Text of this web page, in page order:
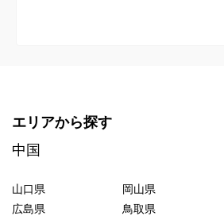
エリアから探す
中国
山口県 岡山県
広島県
鳥取県